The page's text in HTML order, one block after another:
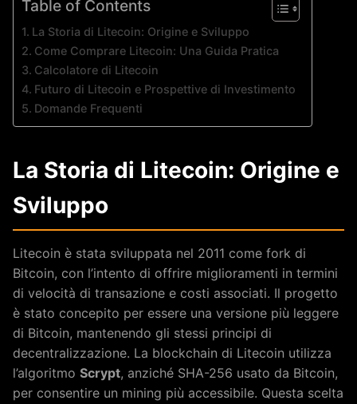
Table of Contents
La Storia di Litecoin: Origine e Sviluppo
Come Comprare Litecoin: Una Guida Pratica
Calcolatore di Litecoin
Futuro di Litecoin e Prospettive di Investimento
Domande Frequenti
La Storia di Litecoin: Origine e
Sviluppo
Litecoin è stata sviluppata nel 2011 come fork di
Bitcoin, con l’intento di offrire miglioramenti in termini
di velocità di transazione e costi associati. Il progetto
è stato concepito per essere una versione più leggere
di Bitcoin, mantenendo gli stessi principi di
decentralizzazione. La blockchain di Litecoin utilizza
l’algoritmo Scrypt, anziché SHA-256 usato da Bitcoin,
per consentire un mining più accessibile. Questa scelta